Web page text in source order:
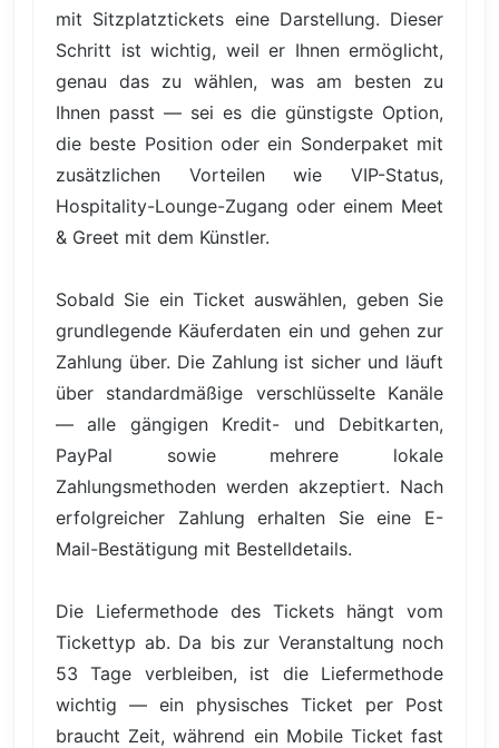
mit Sitzplatztickets eine Darstellung. Dieser
Schritt ist wichtig, weil er Ihnen ermöglicht,
genau das zu wählen, was am besten zu
Ihnen passt — sei es die günstigste Option,
die beste Position oder ein Sonderpaket mit
zusätzlichen Vorteilen wie VIP-Status,
Hospitality-Lounge-Zugang oder einem Meet
& Greet mit dem Künstler.
Sobald Sie ein Ticket auswählen, geben Sie
grundlegende Käuferdaten ein und gehen zur
Zahlung über. Die Zahlung ist sicher und läuft
über standardmäßige verschlüsselte Kanäle
— alle gängigen Kredit- und Debitkarten,
PayPal sowie mehrere lokale
Zahlungsmethoden werden akzeptiert. Nach
erfolgreicher Zahlung erhalten Sie eine E-
Mail-Bestätigung mit Bestelldetails.
Die Liefermethode des Tickets hängt vom
Tickettyp ab. Da bis zur Veranstaltung noch
53 Tage verbleiben, ist die Liefermethode
wichtig — ein physisches Ticket per Post
braucht Zeit, während ein Mobile Ticket fast